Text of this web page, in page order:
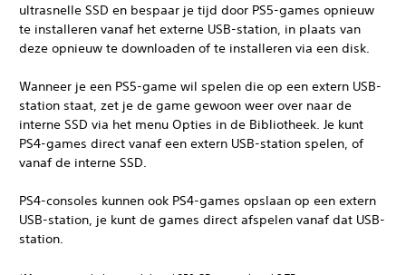
ultrasnelle SSD en bespaar je tijd door PS5-games opnieuw
te installeren vanaf het externe USB-station, in plaats van
deze opnieuw te downloaden of te installeren via een disk.
Wanneer je een PS5-game wil spelen die op een extern USB-
station staat, zet je de game gewoon weer over naar de
interne SSD via het menu Opties in de Bibliotheek. Je kunt
PS4-games direct vanaf een extern USB-station spelen, of
vanaf de interne SSD.
PS4-consoles kunnen ook PS4-games opslaan op een extern
USB-station, je kunt de games direct afspelen vanaf dat USB-
station.